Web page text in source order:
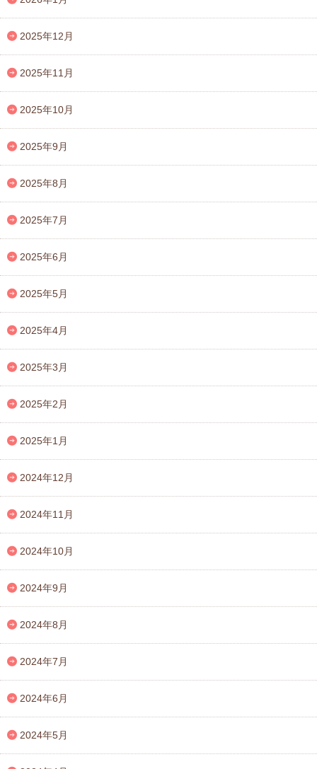
2025年12月
2025年11月
2025年10月
2025年9月
2025年8月
2025年7月
2025年6月
2025年5月
2025年4月
2025年3月
2025年2月
2025年1月
2024年12月
2024年11月
2024年10月
2024年9月
2024年8月
2024年7月
2024年6月
2024年5月